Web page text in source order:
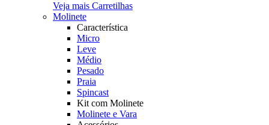
Veja mais Carretilhas
Molinete
Característica
Micro
Leve
Médio
Pesado
Praia
Spincast
Kit com Molinete
Molinete e Vara